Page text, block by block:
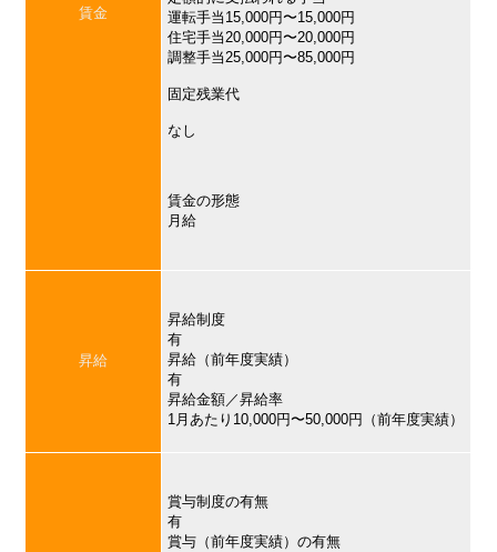
賃金
運転手当15,000円〜15,000円
住宅手当20,000円〜20,000円
調整手当25,000円〜85,000円
固定残業代
なし
賃金の形態
月給
昇給
昇給制度
有
昇給（前年度実績）
有
昇給金額／昇給率
1月あたり10,000円〜50,000円（前年度実績）
賞与制度の有無
有
賞与（前年度実績）の有無